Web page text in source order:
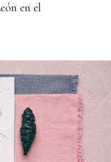
en el